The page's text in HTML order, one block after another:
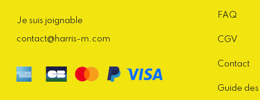
Je suis joignable
contact@harris-m.com
FAQ
CGV
Contact
Guide des